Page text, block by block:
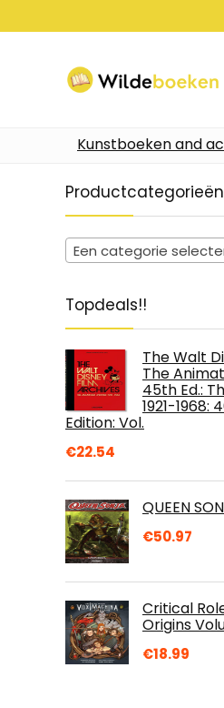
Kunstboeken and
Productcategorieën
Een categorie
Topdeals!!
The Walt
The
45th Ed.:
1921-
Edition: Vol.
€22.54
QUEEN
€50.97
Critical
Origins
€18.99